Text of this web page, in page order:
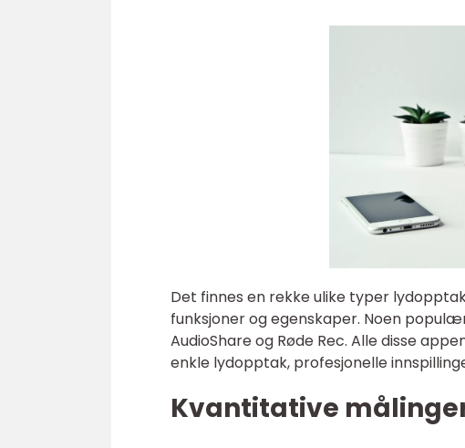
Det finnes en rekke ulike typer
funksjoner og egenskaper. Noen
AudioShare og Røde Rec. Alle disse
enkle lydopptak, profesjonelle
Kvantitative